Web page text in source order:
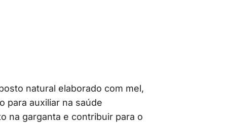
natural elaborado com mel,
para auxiliar na saúde
na garganta e contribuir para o